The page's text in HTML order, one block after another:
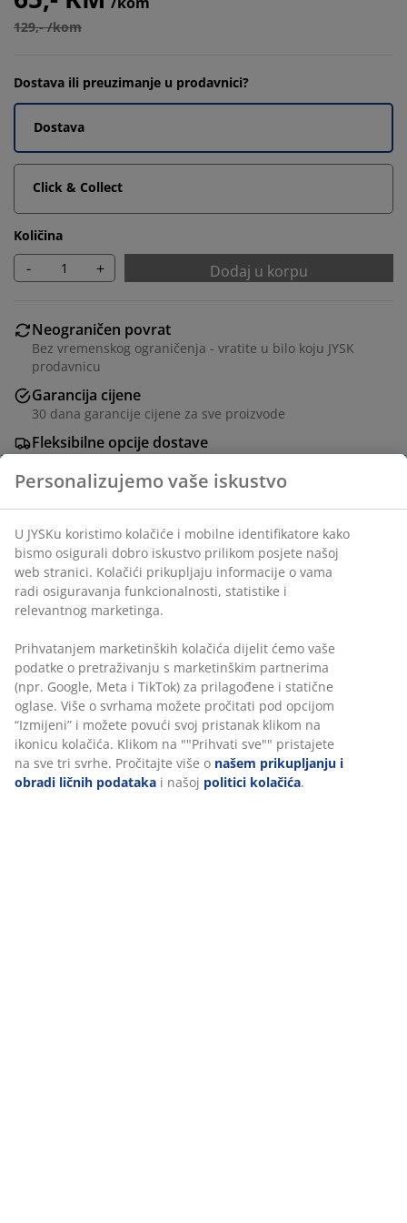
129,- /kom
Dostava ili preuzimanje u prodavnici?
Dostava
Click & Collect
Količina
- + Dodaj u korpu
Neograničen povrat
Bez vremenskog ograničenja - vratite u bilo koju JYSK
prodavnicu
Garancija cijene
30 dana garancije cijene za sve proizvode
Fleksibilne opcije dostave
Ukrasni furnir i čelik. Š50xD100xV45 cm
šifra artikla: 3600605
Uputstvo za sastavljanje
Podaci o proizvodu
Recenzije
( 197)
Personalizujemo vaše iskustvo
U JYSKu koristimo kolačiće i mobilne identifikatore kako
bismo osigurali dobro iskustvo prilikom posjete našoj
web stranici. Kolačići prikupljaju informacije o vama
radi osiguravanja funkcionalnosti, statistike i
relevantnog marketinga.
Prihvatanjem marketinških kolačića dijelit ćemo vaše
podatke o pretraživanju s marketinškim partnerima
(npr. Google, Meta i TikTok) za prilagođene i statične
oglase. Više o svrhama možete pročitati pod opcijom
“Izmijeni” i možete povući svoj pristanak klikom na
ikonicu kolačića. Klikom na ""Prihvati sve"" pristajete
na sve tri svrhe. Pročitajte više o našem prikupljanju i
obradi ličnih podataka i našoj politici kolačića.